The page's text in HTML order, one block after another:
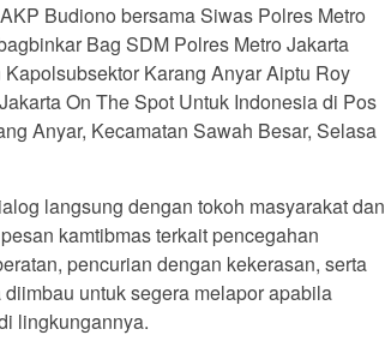
Budiono bersama Siwas Polres Metro
Bag SDM Polres Metro Jakarta
Karang Anyar Aiptu Roy
On The Spot Untuk Indonesia di Pos
Anyar, Kecamatan Sawah Besar, Selasa
langsung dengan tokoh masyarakat dan
kamtibmas terkait pencegahan
pencurian dengan kekerasan, serta
untuk segera melapor apabila
lingkungannya.